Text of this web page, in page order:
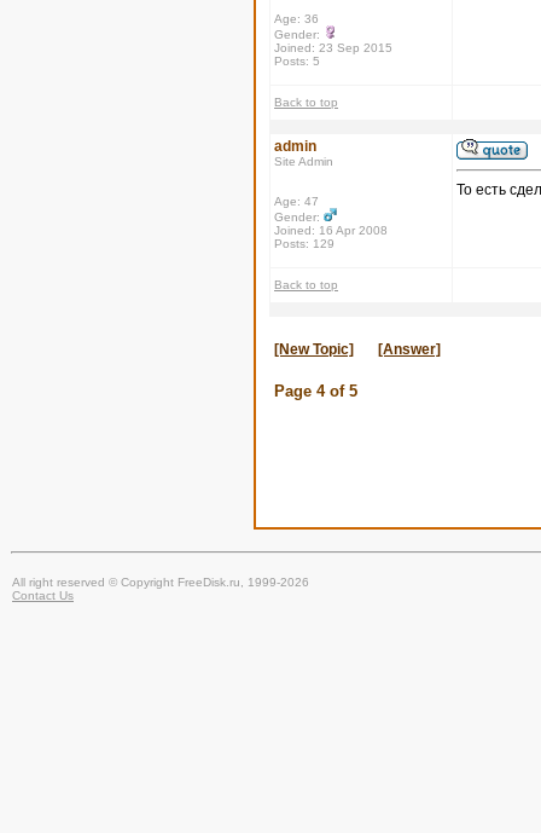
Age: 36
Gender:
Joined: 23 Sep 2015
Posts: 5
Back to top
admin
Site Admin
Age: 47
Gender:
Joined: 16 Apr 2008
Posts: 129
То есть
Back to top
[New Topic] [Answer]
Page 4of 5
All right reserved © Copyright FreeDisk.ru, 1999-2026
Contact Us